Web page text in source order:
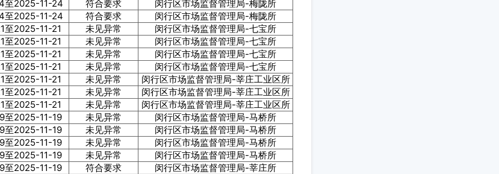
至2025-11-24 符合要求
闵行区市场监督管理局-梅陇所
至2025-11-24 符合要求
闵行区市场监督管理局-梅陇所
至2025-11-21 未见异常
闵行区市场监督管理局-七宝所
至2025-11-21 未见异常
闵行区市场监督管理局-七宝所
至2025-11-21 未见异常
闵行区市场监督管理局-七宝所
至2025-11-21 未见异常
闵行区市场监督管理局-七宝所
至2025-11-21 未见异常
闵行区市场监督管理局-莘庄工业区所
至2025-11-21 未见异常
闵行区市场监督管理局-莘庄工业区所
至2025-11-21 未见异常
闵行区市场监督管理局-莘庄工业区所
至2025-11-19 未见异常
闵行区市场监督管理局-马桥所
至2025-11-19 未见异常
闵行区市场监督管理局-马桥所
至2025-11-19 未见异常
闵行区市场监督管理局-马桥所
至2025-11-19 未见异常
闵行区市场监督管理局-马桥所
至2025-11-19 符合要求
闵行区市场监督管理局-莘庄所